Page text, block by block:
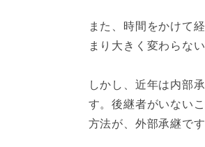
また、時間をかけて
まり大きく変わらな
しかし、近年は内部
す。後継者がいない
方法が、外部承継です